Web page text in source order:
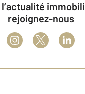
rejoignez-nous